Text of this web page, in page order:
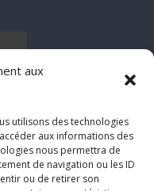
aux
utilisons des technologies
aux informations des
nous permettra de
de navigation ou les ID
ou de retirer son
de